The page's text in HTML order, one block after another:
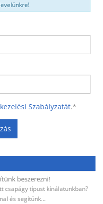
Szabályzatát.*
beszerezni!
csapágy típust kínálatunkban?
és segítünk…